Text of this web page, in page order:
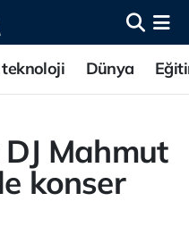
Dünya
Mahmut
konser